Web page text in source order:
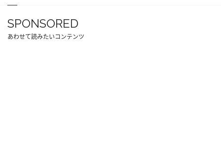
SPONSORED
あわせて読みたいコンテンツ